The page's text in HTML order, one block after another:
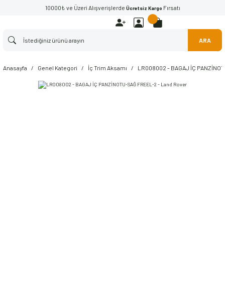
10000₺ ve Üzeri Alışverişlerde Ücretsiz Kargo Fırsatı
ARA
Anasayfa Genel Kategori İç Trim Aksamı LR008002 - BAGAJ İÇ